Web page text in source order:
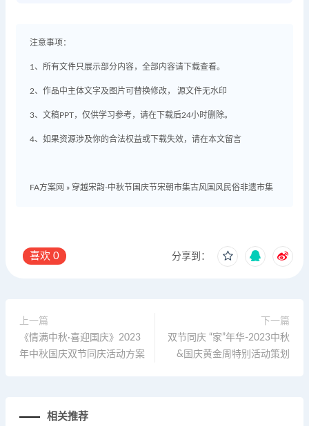
注意事项：
1、所有文件只展示部分内容，全部内容请下载查看。
2、作品中主体文字及图片可替换修改， 源文件无水印
3、文稿PPT，仅供学习参考，请在下载后24小时删除。
4、如果资源涉及你的合法权益或下载失效，请在本文留言
FA方案网 » 穿越宋韵-中秋节国庆节宋朝市集古风国风民俗非遗市集
喜欢 0 分享到：
上一篇
《情满中秋·喜迎国庆》2023
年中秋国庆双节同庆活动方案
下一篇
双节同庆 “家”年华-2023中秋
&国庆黄金周特别活动策划
相关推荐